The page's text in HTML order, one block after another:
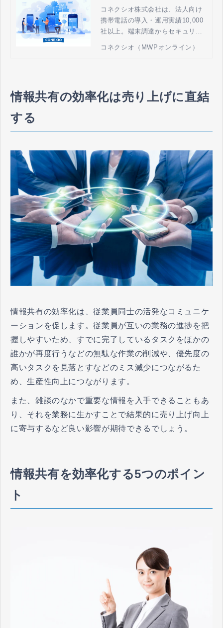
ン） - 法人携帯の導入・
運用管理
コネクシオ株式会社は、法人向け
携帯電話の導入・運用実績10,000
社以上。端末調達からセキュリテ
コネクシオ（MWPオンライン）
情報共有の効率化は売り上げに直結
する
​​​​​​​情報共有の効率化は、従業員同士の活発なコミュニケ
ーションを促します。従業員が互いの業務の進捗を把
握しやすいため、すでに完了しているタスクをほかの
誰かが再度行うなどの無駄な作業の削減や、優先度の
高いタスクを見落とすなどのミス減少につながるた
め、生産性向上につながります。
また、雑談のなかで重要な情報を入手できることもあ
り、それを業務に生かすことで結果的に売り上げ向上
に寄与するなど良い影響が期待できるでしょう。
情報共有を効率化する5つのポイン
ト